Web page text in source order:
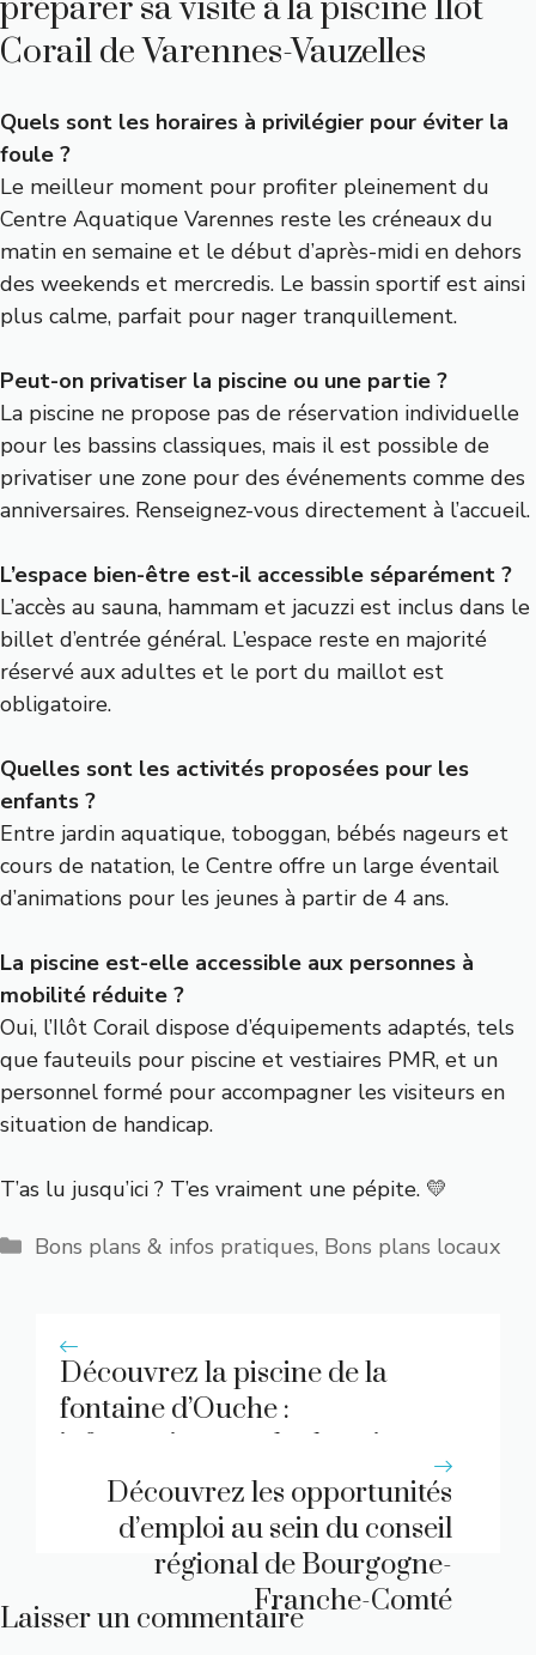
préparer sa visite à la piscine Ilôt
Corail de Varennes-Vauzelles
Quels sont les horaires à privilégier pour éviter la
foule ?
Le meilleur moment pour profiter pleinement du
Centre Aquatique Varennes reste les créneaux du
matin en semaine et le début d’après-midi en dehors
des weekends et mercredis. Le bassin sportif est ainsi
plus calme, parfait pour nager tranquillement.
Peut-on privatiser la piscine ou une partie ?
La piscine ne propose pas de réservation individuelle
pour les bassins classiques, mais il est possible de
privatiser une zone pour des événements comme des
anniversaires. Renseignez-vous directement à l’accueil.
L’espace bien-être est-il accessible séparément ?
L’accès au sauna, hammam et jacuzzi est inclus dans le
billet d’entrée général. L’espace reste en majorité
réservé aux adultes et le port du maillot est
obligatoire.
Quelles sont les activités proposées pour les
enfants ?
Entre jardin aquatique, toboggan, bébés nageurs et
cours de natation, le Centre offre un large éventail
d’animations pour les jeunes à partir de 4 ans.
La piscine est-elle accessible aux personnes à
mobilité réduite ?
Oui, l’Ilôt Corail dispose d’équipements adaptés, tels
que fauteuils pour piscine et vestiaires PMR, et un
personnel formé pour accompagner les visiteurs en
situation de handicap.
T’as lu jusqu’ici ? T’es vraiment une pépite. 💛
Catégories
Bons plans & infos pratiques, Bons plans locaux
Découvrez la piscine de la
fontaine d’Ouche :
informations sur les horaires et
la baignade
Découvrez les opportunités
d’emploi au sein du conseil
régional de Bourgogne-
Franche-Comté
Laisser un commentaire